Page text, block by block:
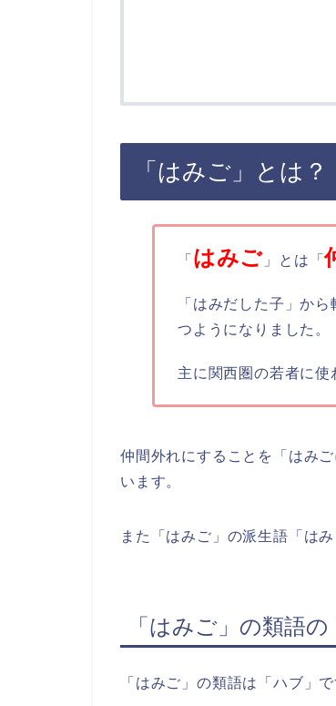
「はみご」とは？
「 はみご 」とは「
「はみだした子」か
つようになりました。
主に関西圏の若者に使
仲間外れにすることを「はみ
います。
また「はみご」の派生語「は
「はみご」の類語の
「はみご」の類語は「ハブ」で